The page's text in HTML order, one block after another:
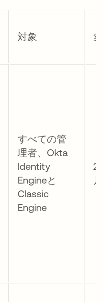
対象
すべての管
理者、Okta
Identity
Engineと
Classic
Engine
月